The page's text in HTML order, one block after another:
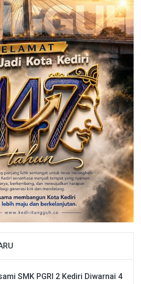
SMK PGRI 2 Kediri Diwarnai 4